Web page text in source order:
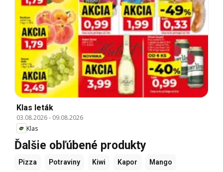
Klas leták
03.08.2026- 09.08.2026
Klas
Ďalšie obľúbené produkty
Pizza Potraviny Kiwi Kapor Mango